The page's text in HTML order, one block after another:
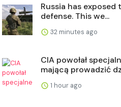
Russia has
defense. This we...
32 minutes ago
CIA powołał
mającą prowadzić
1 hour ago